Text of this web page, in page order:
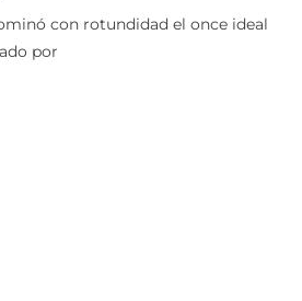
con rotundidad el once ideal
por